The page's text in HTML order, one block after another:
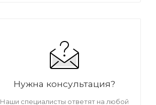
Нужна консультация?
Наши специалисты ответят на любой